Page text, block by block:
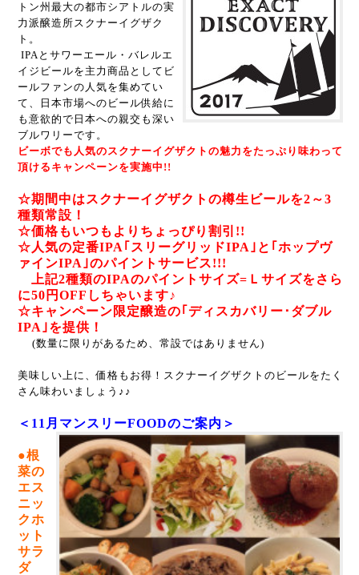
トン州最大の都市シアトルの実
力派醸造所スクナーイグザク
ト。
IPAとサワーエール・バレルエ
イジビールを主力商品としてビ
ールファンの人気を集めてい
て 、日本市場へのビール供給に
も意欲的で 日本への親交も深い
ブルワリーです。
ビーボでも人気のスクナーイグザクト の魅力をたっぷり味わって
頂けるキャンペーンを実施中!!
☆期間中はスクナーイグザクトの樽生ビールを2～3
種類常設！
☆価格もいつもよりちょっぴり割引!!
☆人気の定番IPA｢スリーグリッドIPA｣と｢ホップヴ
ァインIPA｣のパイントサービス!!!
上記2種類のIPAのパイントサイズ=Ｌサイズをさら
に50円OFFしちゃいます♪
☆キャンペーン限定醸造の｢ディスカバリー･ダブル
IPA｣を提供！
(数量に限りがあるため、常設ではありません)
美味しい上に、価格もお得！ スクナーイグザクトのビールをたく
さん味わいましょう♪♪
＜11月マンスリーFOODのご案内＞
●根
菜の
エス
ニッ
クホ
ット
サラ
ダ